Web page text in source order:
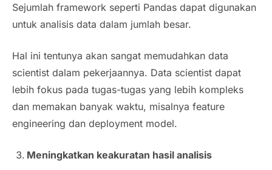
Sejumlah framework seperti Pandas dapat digunakan
untuk analisis data dalam jumlah besar.
Hal ini tentunya akan sangat memudahkan data
scientist dalam pekerjaannya. Data scientist dapat
lebih fokus pada tugas-tugas yang lebih kompleks
dan memakan banyak waktu, misalnya feature
engineering dan deployment model.
Meningkatkan keakuratan hasil analisis